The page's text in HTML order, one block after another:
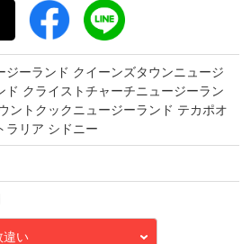
ジーランド クイーンズタウンニュージ
ド クライストチャーチニュージーラン
ントクックニュージーランド テカポオ
ラリア シドニー
違い